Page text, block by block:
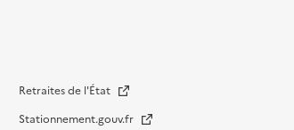
Retraites de l'État
Stationnement.gouv.fr